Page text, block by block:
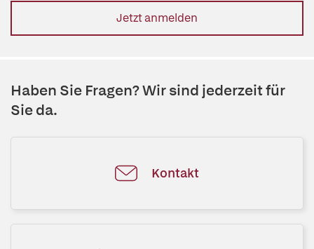
Jetzt anmelden
Haben Sie Fragen? Wir sind jederzeit für
Sie da.
Kontakt